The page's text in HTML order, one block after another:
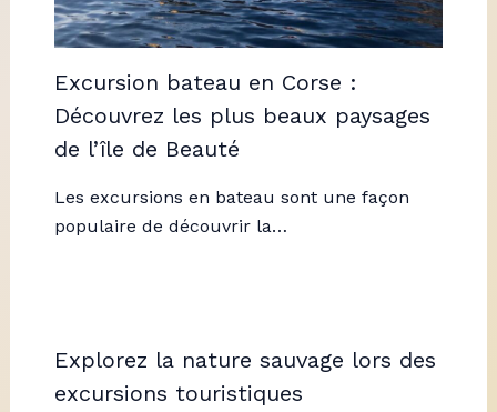
Excursion bateau en Corse :
Découvrez les plus beaux paysages
de l’île de Beauté
Les excursions en bateau sont une façon
populaire de découvrir la…
Explorez la nature sauvage lors des
excursions touristiques